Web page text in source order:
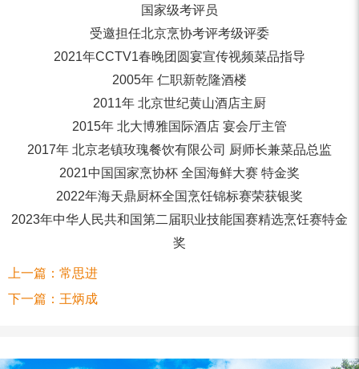
国家级考评员
受邀担任北京烹协考评考级评委
2021年CCTV1春晚团圆宴宣传视频菜品指导
2005年 仁职新乾隆酒楼
2011年 北京世纪黄山酒店主厨
2015年 北大博雅国际酒店 宴会厅主管
2017年 北京老镇玫瑰餐饮有限公司 厨师长兼菜品总监
2021中国国家烹协杯 全国海鲜大赛 特金奖
2022年海天鼎厨杯全国烹饪锦标赛荣获银奖
2023年中华人民共和国第二届职业技能国赛精选烹饪赛特金
奖
上一篇： 常思进
下一篇： 王炳成